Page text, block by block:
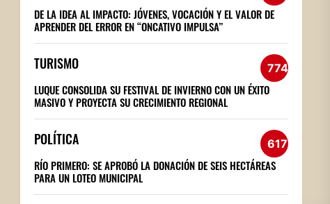
DE LA IDEA AL IMPACTO: JÓVENES, VOCACIÓN Y EL VALOR DE
APRENDER DEL ERROR EN “ONCATIVO IMPULSA”
TURISMO 774
LUQUE CONSOLIDA SU FESTIVAL DE INVIERNO CON UN ÉXITO
MASIVO Y PROYECTA SU CRECIMIENTO REGIONAL
POLÍTICA 617
RÍO PRIMERO: SE APROBÓ LA DONACIÓN DE SEIS HECTÁREAS
PARA UN LOTEO MUNICIPAL